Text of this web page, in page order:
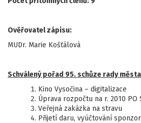
Ověřovatel zápisu:
MUDr. Marie Košťálová
Schválený pořad 95. schůze rady
Kino Vysočina – digitalizace
Úprava rozpočtu na r. 2010 PO
Veřejná zakázka na stravu
Přijetí daru, vyúčtování